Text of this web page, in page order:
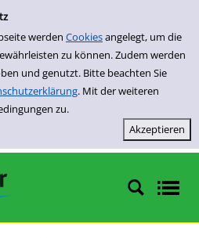
werden Cookiesangelegt, um die
zu können. Zudem werden
und genutzt. Bitte beachten Sie
. Mit der weiteren
zu.